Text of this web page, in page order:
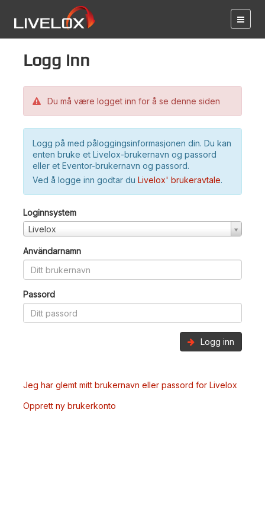
Logg inn
Du må være logget inn for å se denne siden
Logg på med påloggingsinformasjonen din. Du kan
enten bruke et Livelox-brukernavn og passord
eller et Eventor-brukernavn og passord.
Ved å logge inn godtar du Livelox' brukeravtale.
Loginnsystem
Livelox
Användarnamn
Passord
Logg inn
Jeg har glemt mitt brukernavn eller passord for Livelox
Opprett ny brukerkonto